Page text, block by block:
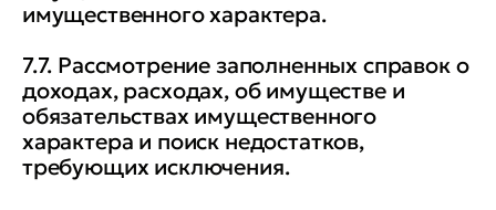
имущественного характера.
7.7. Рассмотрение заполненных справок о
доходах, расходах, об имуществе и
обязательствах имущественного
характера и поиск недостатков,
требующих исключения.